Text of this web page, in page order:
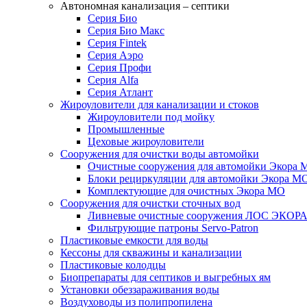
Автономная канализация – септики
Серия Био
Серия Био Макс
Серия Fintek
Серия Аэро
Серия Профи
Серия Alfa
Серия Атлант
Жироуловители для канализации и стоков
Жироуловители под мойку
Промышленные
Цеховые жироуловители
Сооружения для очистки воды автомойки
Очистные сооружения для автомойки Экора
Блоки рециркуляции для автомойки Экора
Комплектующие для очистных Экора МО
Сооружения для очистки сточных вод
Ливневые очистные сооружения ЛОС ЭКОРА
Фильтрующие патроны Servo-Patron
Пластиковые емкости для воды
Кессоны для скважины и канализации
Пластиковые колодцы
Биопрепараты для септиков и выгребных ям
Установки обеззараживания воды
Воздуховоды из полипропилена